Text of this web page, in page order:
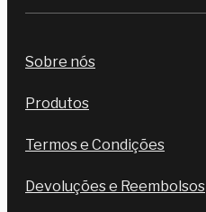
Sobre nós
Produtos
Termos e Condições
Devoluções e Reembolsos